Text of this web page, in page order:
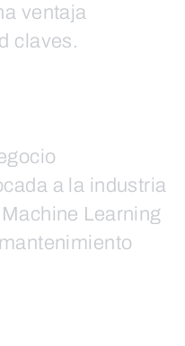
ventaja
claves.
a la industria
Learning